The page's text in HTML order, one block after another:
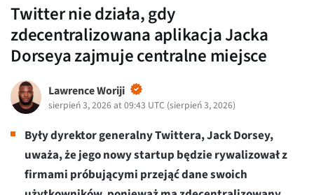
Twitter nie działa, gdy
zdecentralizowana aplikacja Jacka
Dorseya zajmuje centralne miejsce
Lawrence Woriji
sierpień 3, 2026 at 09:43 UTC (sierpień 3, 2026)
Były dyrektor generalny Twittera, Jack Dorsey,
uważa, że jego nowy startup będzie rywalizował z
firmami próbującymi przejąć dane swoich